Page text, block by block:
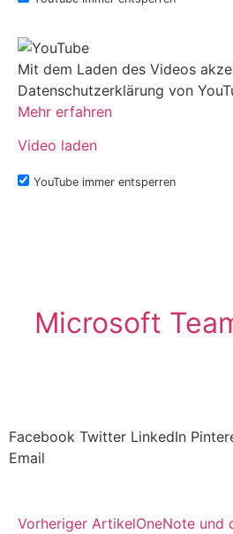
Mit dem Laden des Videos
Datenschutzerklärung von
Mehr erfahren
Video laden
YouTube immer entsperren
Microsoft
Facebook Twitter LinkedIn
Email
Vorheriger ArtikelOneNote und